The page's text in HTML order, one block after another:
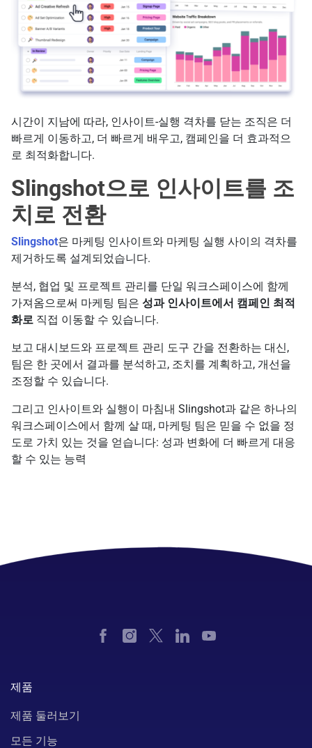
시간이 지남에 따라, 인사이트-실행 격차를 닫는 조직은 더
빠르게 이동하고, 더 빠르게 배우고, 캠페인을 더 효과적으
로 최적화합니다.
Slingshot으로 인사이트를 조
치로 전환
Slingshot은 마케팅 인사이트와 마케팅 실행 사이의 격차를
제거하도록 설계되었습니다.
분석, 협업 및 프로젝트 관리를 단일 워크스페이스에 함께
가져옴으로써 마케팅 팀은 성과 인사이트에서 캠페인 최적
화로 직접 이동할 수 있습니다.
보고 대시보드와 프로젝트 관리 도구 간을 전환하는 대신,
팀은 한 곳에서 결과를 분석하고, 조치를 계획하고, 개선을
조정할 수 있습니다.
그리고 인사이트와 실행이 마침내 Slingshot과 같은 하나의
워크스페이스에서 함께 살 때, 마케팅 팀은 믿을 수 없을 정
도로 가치 있는 것을 얻습니다: 성과 변화에 더 빠르게 대응
할 수 있는 능력
제품
제품 둘러보기
모든 기능